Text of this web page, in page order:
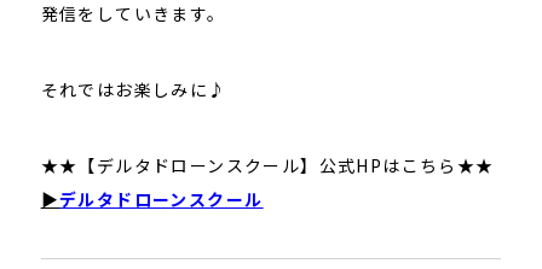
発信をしていきます。
それではお楽しみに♪
★★【デルタドローンスクール】公式HPはこちら★★
▶デルタドローンスクール